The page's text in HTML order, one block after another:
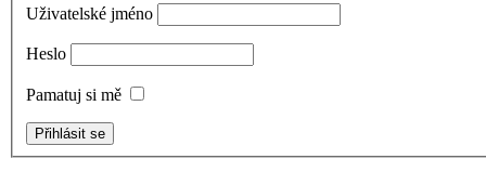
Uživatelské jméno
Heslo
Pamatuj si mě